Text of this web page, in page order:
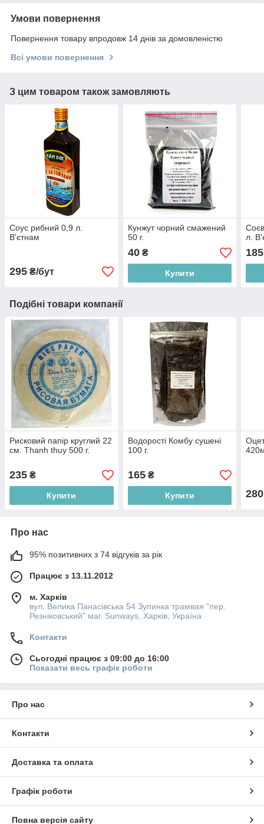
Умови повернення
Повернення товару впродовж 14 днів за домовленістю
Всі умови повернення
З цим товаром також замовляють
Соус рибний 0,9 л.
В'єтнам
295 ₴/бут
Кунжут чорний смажений
50 г.
40₴
Купити
л.
185
Подібні товари компанії
Рисковий папір круглий 22
см. Thanh thuy 500 г.
235 ₴
Купити
Водорості Комбу сушені
100 г.
165₴
Купити 280
Про нас
95% позитивних з 74 відгуків за рік
Працює з 13.11.2012
м. Харків
вул. Велика Панасівська 54 Зупинка трамвая "пер.
Резніковський" маг. Sunways, Харків, Україна
Контакти
Сьогодні працює з 09:00 до 16:00
Показати весь графік роботи
Про нас
Контакти
Доставка та оплата
Графік роботи
Повна версія сайту